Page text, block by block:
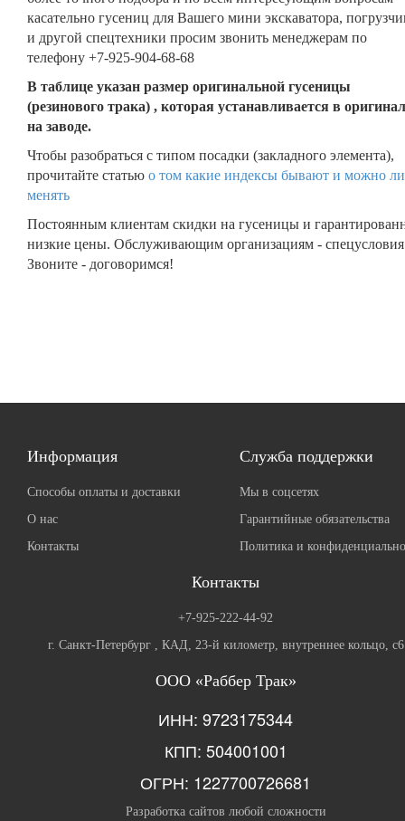
касательно гусениц для Вашего мини экскаватора,
и другой спецтехники просим звонить менеджерам по
телефону +7-925-904-68-68
В таблице указан размер оригинальной гусеницы
(резинового трака) , которая устанавливается в
на заводе.
Чтобы разобраться с типом посадки (закладного элемента),
прочитайте статью о том какие индексы бывают и можно
менять
Постоянным клиентам скидки на гусеницы и
низкие цены. Обслуживающим организациям -
Звоните - договоримся!
Информация
Способы оплаты и доставки
О нас
Контакты
Служба поддержки
Мы в соцсетях
Гарантийные обязательства
Политика и
Контакты
+7-925-222-44-92
г. Санкт-Петербург , КАД, 23-й километр, внутреннее кольцо, с6
ООО «Раббер Трак»
ИНН: 9723175344
КПП: 504001001
ОГРН: 1227700726681
Разработка сайтов любой сложности